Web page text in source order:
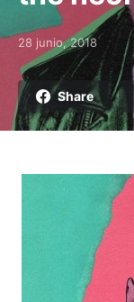
Posted on
28 junio, 2018
Share